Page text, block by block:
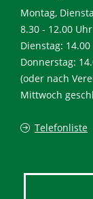
Montag,
8.30 - 12.00 Uhr
Dienstag:
Donnerstag:
(oder nach
Mittwoch
Telefonliste